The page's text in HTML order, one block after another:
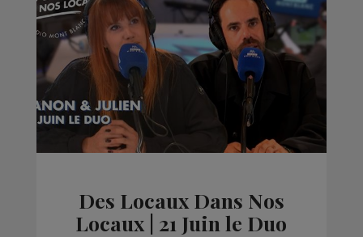
Des Locaux Dans Nos
Locaux | 21 Juin le Duo